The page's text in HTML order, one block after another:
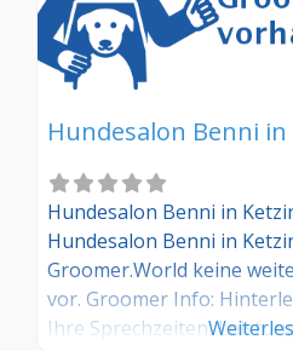
Hundesalon Benni in
Hundesalon Benni in
Hundesalon Benni in
Groomer.World keine
vor. Groomer Info:
Ihre Sprechzeiten,